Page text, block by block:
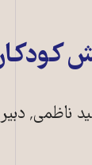
اجرايی کنگره